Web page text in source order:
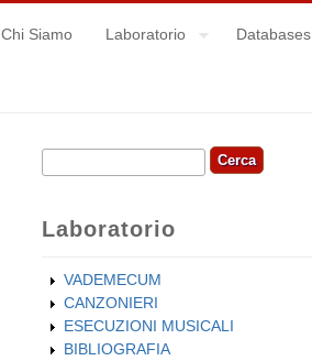
Chi Siamo Laboratorio Databases
Form di ricerca
Cerca
Laboratorio
VADEMECUM
CANZONIERI
ESECUZIONI MUSICALI
BIBLIOGRAFIA